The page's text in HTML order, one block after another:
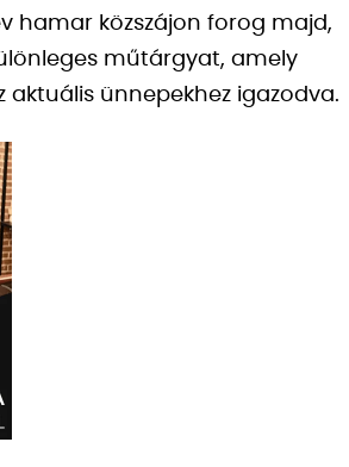
hamar közszájon forog majd,
műtárgyat, amely
ünnepekhez igazodva.